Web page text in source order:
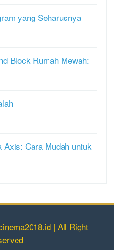
yang Seharusnya
Block Rumah Mewah:
Axis: Cara Mudah untuk
| All Right